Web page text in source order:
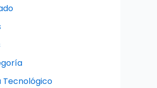
Tecnológico